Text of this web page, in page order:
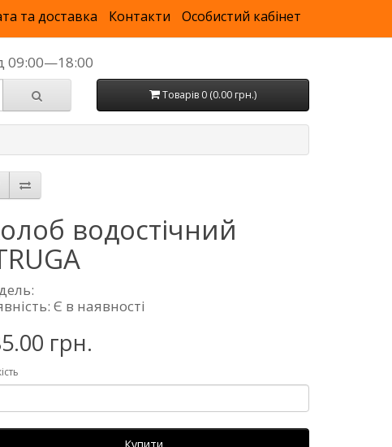
та доставка Контакти Особистий кабінет
09:00—18:00
Товарів 0 (0.00 грн.)
водостічний
Є в наявності
грн.